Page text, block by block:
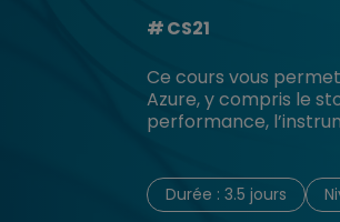
CS21
Ce cours vous
Azure, y compris le
performance,
Durée : 3.5 jours